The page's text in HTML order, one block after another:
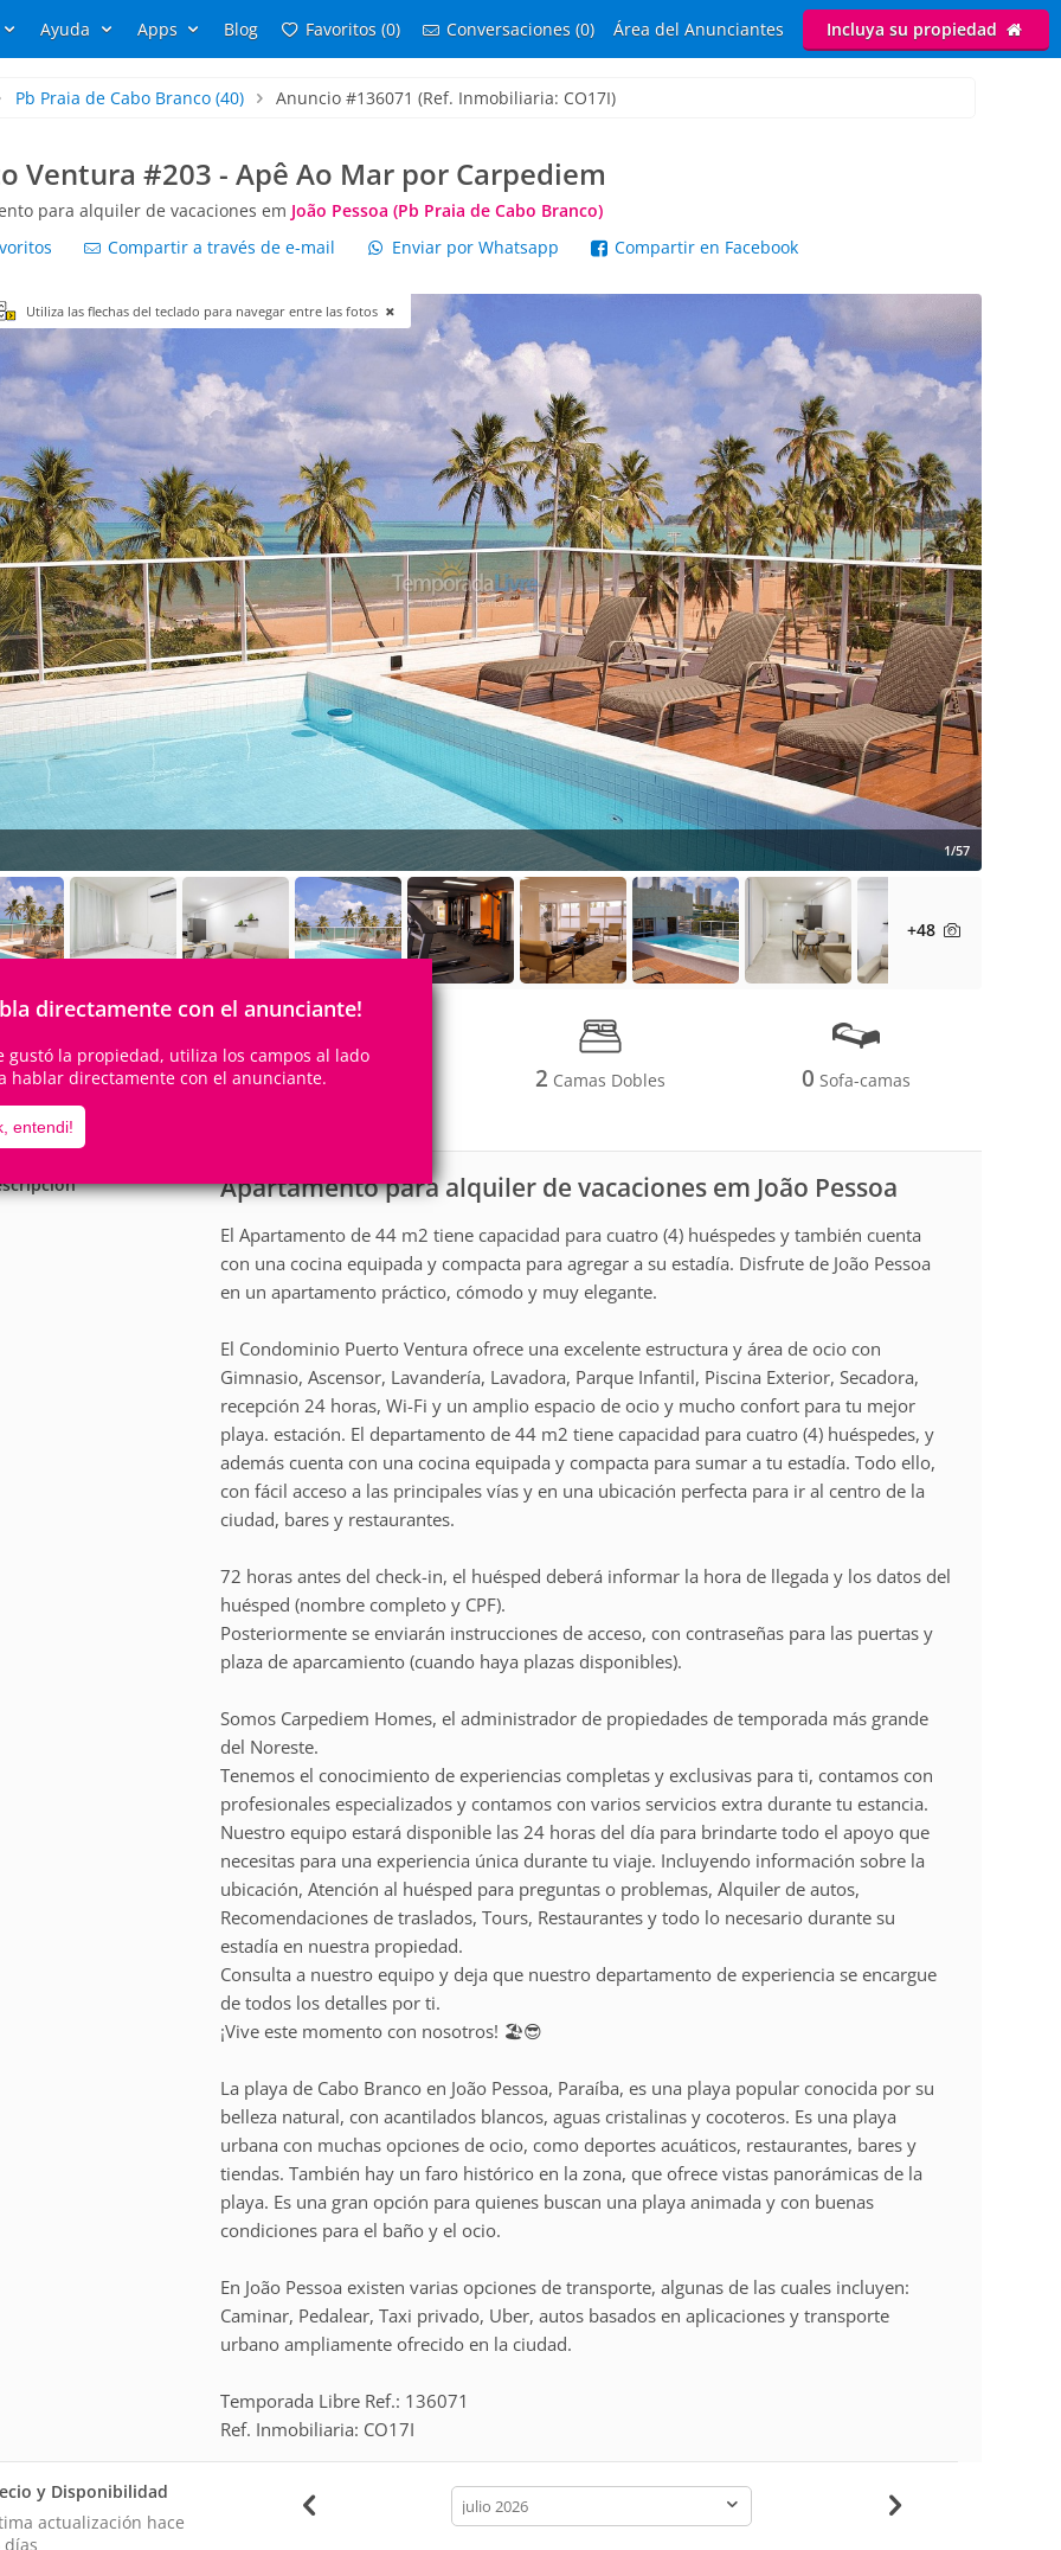
Ayuda Apps Blog Favoritos (0) Conversaciones (0) Área del Anunciantes Incluya su propiedad
Pb Praia de Cabo Branco(40) Anuncio #136071 (Ref. Inmobiliaria: CO17I)
Ventura #203 - Apê Ao Mar por Carpediem
para alquiler de vacaciones em João Pessoa (Pb Praia de Cabo Branco)
Compartir a través de e-mail Enviar por Whatsapp Compartir en Facebook
directamente con el anunciante!
gustó la propiedad, utiliza los campos al lado
hablar directamente con el anunciante.
entendi!
Utiliza las flechas del teclado para navegar entre las fotos
1/57
+48
4Personas 2Cuartos 2 Camas Dobles 0 Sofa-camas
Apartamento para alquiler de vacaciones em João Pessoa
El Apartamento de 44 m2 tiene capacidad para cuatro (4) huéspedes y también cuenta
con una cocina equipada y compacta para agregar a su estadía. Disfrute de João Pessoa
en un apartamento práctico, cómodo y muy elegante.
El Condominio Puerto Ventura ofrece una excelente estructura y área de ocio con
Gimnasio, Ascensor, Lavandería, Lavadora, Parque Infantil, Piscina Exterior, Secadora,
recepción 24 horas, Wi-Fi y un amplio espacio de ocio y mucho confort para tu mejor
playa. estación. El departamento de 44 m2 tiene capacidad para cuatro (4) huéspedes, y
además cuenta con una cocina equipada y compacta para sumar a tu estadía. Todo ello,
con fácil acceso a las principales vías y en una ubicación perfecta para ir al centro de la
ciudad, bares y restaurantes.
72 horas antes del check-in, el huésped deberá informar la hora de llegada y los datos del
huésped (nombre completo y CPF).
Posteriormente se enviarán instrucciones de acceso, con contraseñas para las puertas y
plaza de aparcamiento (cuando haya plazas disponibles).
Somos Carpediem Homes, el administrador de propiedades de temporada más grande
del Noreste.
Tenemos el conocimiento de experiencias completas y exclusivas para ti, contamos con
profesionales especializados y contamos con varios servicios extra durante tu estancia.
Nuestro equipo estará disponible las 24 horas del día para brindarte todo el apoyo que
necesitas para una experiencia única durante tu viaje. Incluyendo información sobre la
ubicación, Atención al huésped para preguntas o problemas, Alquiler de autos,
Recomendaciones de traslados, Tours, Restaurantes y todo lo necesario durante su
estadía en nuestra propiedad.
Consulta a nuestro equipo y deja que nuestro departamento de experiencia se encargue
de todos los detalles por ti.
¡Vive este momento con nosotros! 🏖️😎
La playa de Cabo Branco en João Pessoa, Paraíba, es una playa popular conocida por su
belleza natural, con acantilados blancos, aguas cristalinas y cocoteros. Es una playa
urbana con muchas opciones de ocio, como deportes acuáticos, restaurantes, bares y
tiendas. También hay un faro histórico en la zona, que ofrece vistas panorámicas de la
playa. Es una gran opción para quienes buscan una playa animada y con buenas
condiciones para el baño y el ocio.
En João Pessoa existen varias opciones de transporte, algunas de las cuales incluyen:
Caminar, Pedalear, Taxi privado, Uber, autos basados en aplicaciones y transporte
urbano ampliamente ofrecido en la ciudad.
Temporada Libre Ref.: 136071
Ref. Inmobiliaria: CO17I
y Disponibilidad
actualización hace
días
calendar-
month